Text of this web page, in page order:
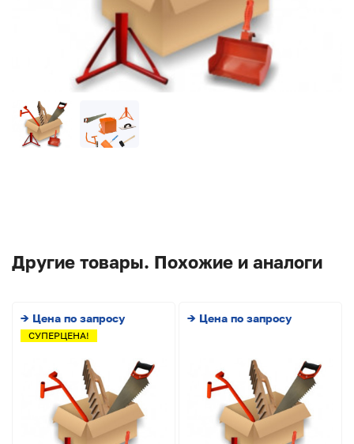
Другие товары. Похожие и аналоги
→ Цена по запросу
СУПЕРЦЕНА!
→ Цена по запросу